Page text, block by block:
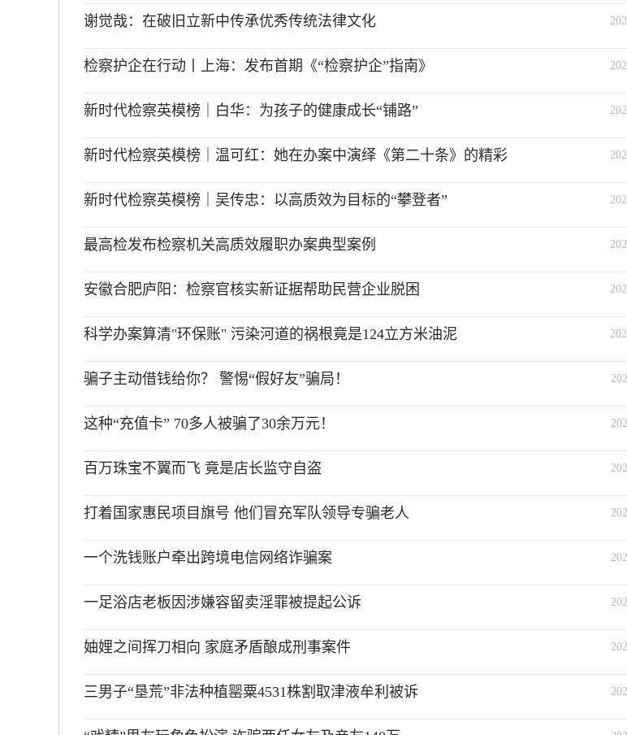
谢觉哉：在破旧立新中传承优秀传统法律文化
检察护企在行动丨上海：发布首期《“检察护企”指南》
新时代检察英模榜｜白华：为孩子的健康成长“铺路”
新时代检察英模榜｜温可红：她在办案中演绎《第二十条》的精彩
新时代检察英模榜｜吴传忠：以高质效为目标的“攀登者”
最高检发布检察机关高质效履职办案典型案例
安徽合肥庐阳：检察官核实新证据帮助民营企业脱困
科学办案算清"环保账" 污染河道的祸根竟是124立方米油泥
骗子主动借钱给你？ 警惕“假好友”骗局！
这种“充值卡” 70多人被骗了30余万元！
百万珠宝不翼而飞 竟是店长监守自盗
打着国家惠民项目旗号 他们冒充军队领导专骗老人
一个洗钱账户牵出跨境电信网络诈骗案
一足浴店老板因涉嫌容留卖淫罪被提起公诉
妯娌之间挥刀相向 家庭矛盾酿成刑事案件
三男子“垦荒”非法种植罂粟4531株割取津液牟利被诉